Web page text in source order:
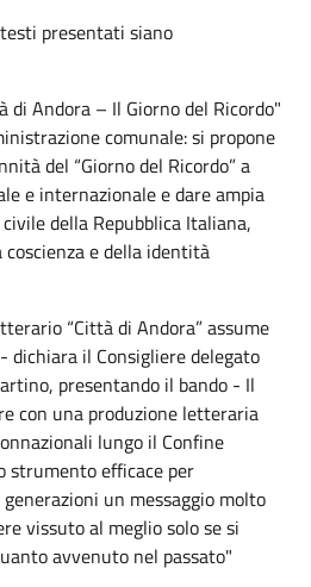
presentati siano
Andora – Il Giorno del Ricordo"
comunale: si propone
del “Giorno del Ricordo” a
e internazionale e dare ampia
della Repubblica Italiana,
e della identità
“Città di Andora” assume
dichiara il Consigliere delegato
presentando il bando - Il
con una produzione letteraria
lungo il Confine
strumento efficace per
un messaggio molto
vissuto al meglio solo se si
avvenuto nel passato"